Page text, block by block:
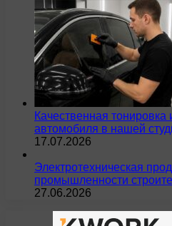
Качественная
автомобиля в нашей
17.07.2026
Электротехническая
промышленности
27.06.2026